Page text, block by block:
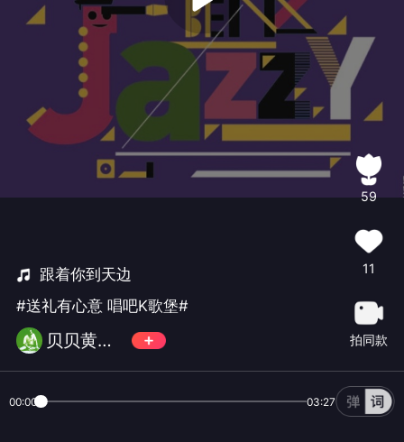
跟着你到天边
#送礼有心意 唱吧K歌堡#
贝贝黄不太赋格
59
11
拍同款
00:00 03:27